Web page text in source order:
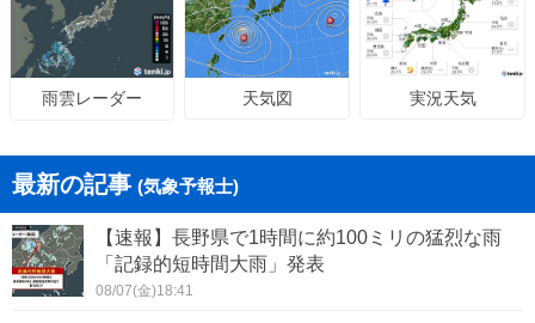
雨雲レーダー 天気図 実況天気
最新の記事 (気象予報士)
【速報】長野県で1時間に約100ミリの猛烈な雨
「記録的短時間大雨」発表
08/07(金)18:41